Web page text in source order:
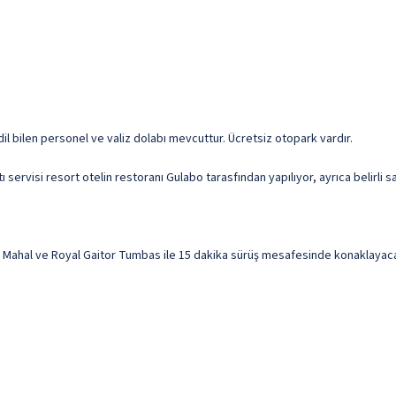
bilen personel ve valiz dolabı mevcuttur. Ücretsiz otopark vardır.
resort otelin restoranı Gulabo tarasfından yapılıyor, ayrıca belirli
ve Royal Gaitor Tumbas ile 15 dakika sürüş mesafesinde